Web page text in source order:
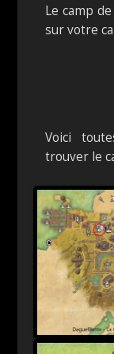
Le camp
sur votre
Voici
trouver le